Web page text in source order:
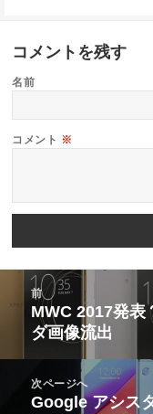
コメントを残す
名前
コメント ※
ビ
前
前
の
稿:
MWC 2017発表
ダ画像流出
次ページへ
次
Google アシス